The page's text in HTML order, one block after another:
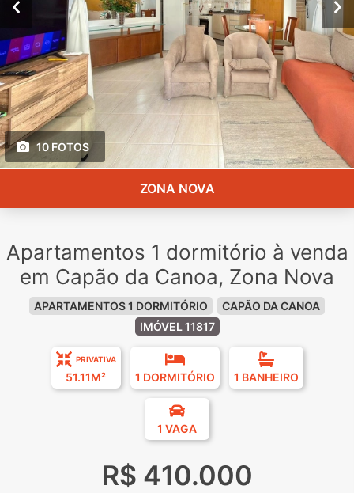
10 FOTOS
ZONA NOVA
Apartamentos 1 dormitório à venda
em Capão da Canoa, Zona Nova
APARTAMENTOS 1 DORMITÓRIO
CAPÃO DA CANOA
IMÓVEL 11817
PRIVATIVA
51.11M² 1 DORMITÓRIO 1 BANHEIRO
1 VAGA
R$ 410.000